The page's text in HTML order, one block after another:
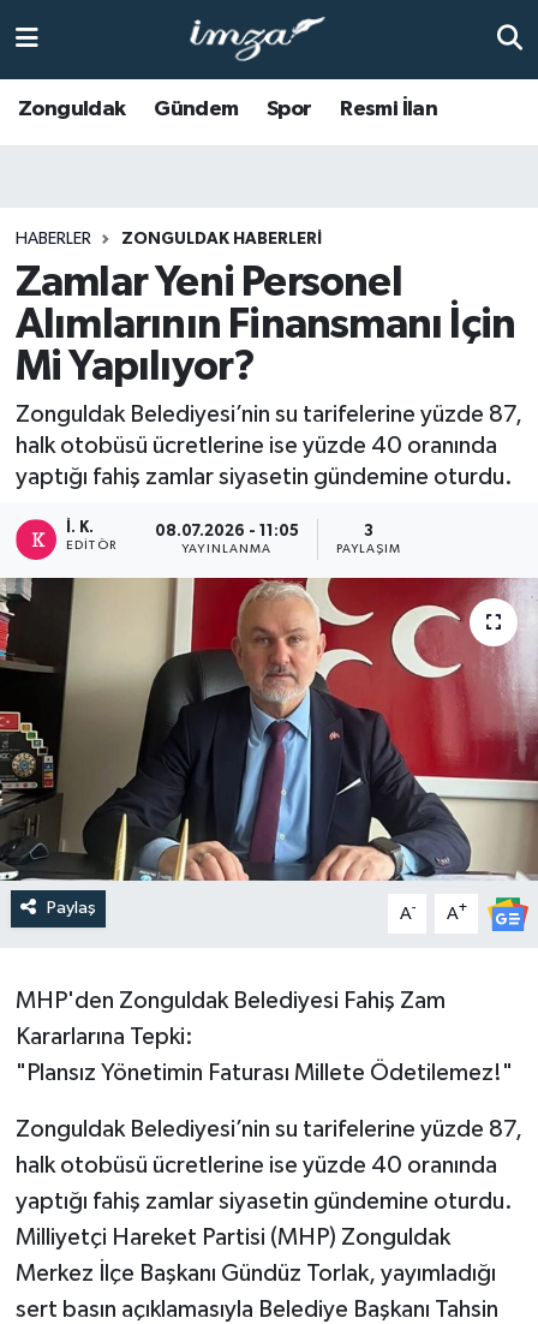
Zonguldak Gündem Spor Resmi İlan
HABERLER ZONGULDAK HABERLERI
Zamlar Yeni Personel
Alımlarının Finansmanı İçin
Mi Yapılıyor?
Zonguldak Belediyesi’nin su tarifelerine yüzde 87,
halk otobüsü ücretlerine ise yüzde 40 oranında
yaptığı fahiş zamlar siyasetin gündemine oturdu.
İ. K.
EDITÖR
08.07.2026 - 11:05
YAYINLANMA
3
PAYLAŞIM
Paylaş A- A+
MHP'den Zonguldak Belediyesi Fahiş Zam
Kararlarına Tepki:
"Plansız Yönetimin Faturası Millete Ödetilemez!"
​Zonguldak Belediyesi’nin su tarifelerine yüzde 87,
halk otobüsü ücretlerine ise yüzde 40 oranında
yaptığı fahiş zamlar siyasetin gündemine oturdu.
Milliyetçi Hareket Partisi (MHP) Zonguldak
Merkez İlçe Başkanı Gündüz Torlak, yayımladığı
sert basın açıklamasıyla Belediye Başkanı Tahsin
Anasayfa
KOZLU
KİLİMLİ
BOLU
ÇAYCUMA
DEVREK
DÜZCE
EREĞLİ
GÖKÇEBEY
KARABÜK
KASTAMONU
Zonguldak Hava Durumu
Süper Lig Puan Durumu ve Fikstür
Tüm Manşetler
Haber Arşivi